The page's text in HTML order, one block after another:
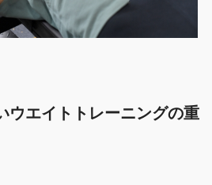
ウエイトトレーニングの重